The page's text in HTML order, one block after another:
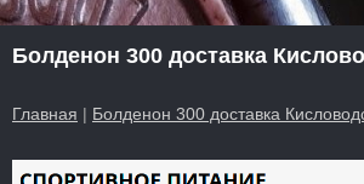
Болденон 300 доставка
Главная | Болденон 300 доставка